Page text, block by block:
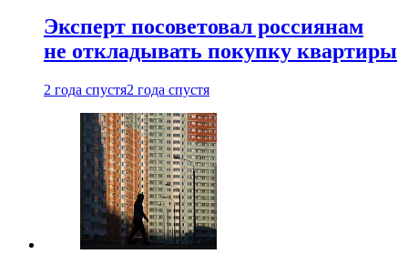
Эксперт посоветовал россиянам
не откладывать покупку квартиры
2 года спустя2 года спустя